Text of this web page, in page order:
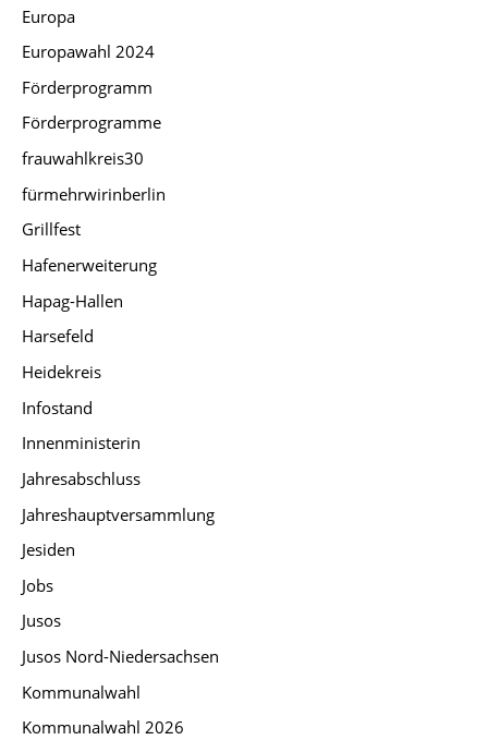
Europa
Europawahl 2024
Förderprogramm
Förderprogramme
frauwahlkreis30
fürmehrwirinberlin
Grillfest
Hafenerweiterung
Hapag-Hallen
Harsefeld
Heidekreis
Infostand
Innenministerin
Jahresabschluss
Jahreshauptversammlung
Jesiden
Jobs
Jusos
Jusos Nord-Niedersachsen
Kommunalwahl
Kommunalwahl 2026